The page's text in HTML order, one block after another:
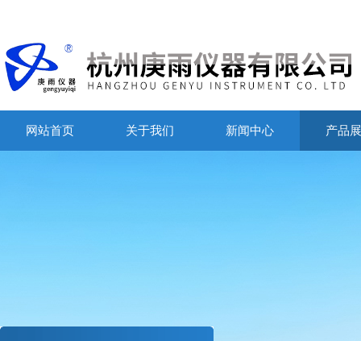
网站首页 关于我们 新闻中心 产品